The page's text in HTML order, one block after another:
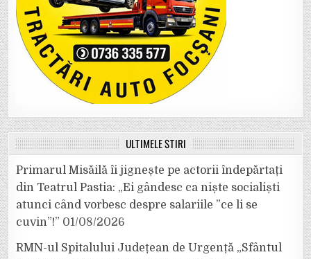
ULTIMELE ȘTIRI
Primarul Misăilă îi jignește pe actorii îndepărtați
din Teatrul Pastia: „Ei gândesc ca niște socialiști
atunci când vorbesc despre salariile ”ce li se
cuvin”!” 01/08/2026
RMN-ul Spitalului Județean de Urgență „Sfântul